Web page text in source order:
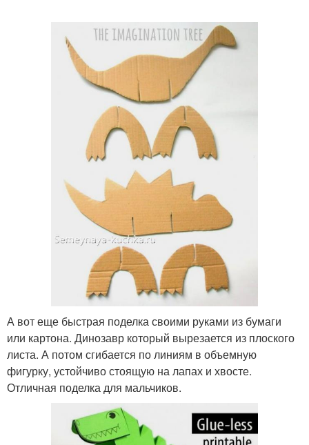
А вот еще быстрая поделка своими руками из бумаги
или картона. Динозавр который вырезается из плоского
листа. А потом сгибается по линиям в объемную
фигурку, устойчиво стоящую на лапах и хвосте.
Отличная поделка для мальчиков.